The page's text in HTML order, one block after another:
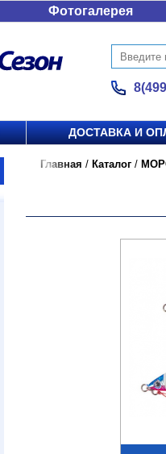
Фотогалерея
ДОСТАВКА И
Главная / Каталог /